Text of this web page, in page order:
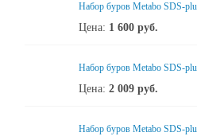
Набор буров Metabo SDS-
Цена: 1 600 руб.
Набор буров Metabo SDS-
Цена: 2 009 руб.
Набор буров Metabo SDS-